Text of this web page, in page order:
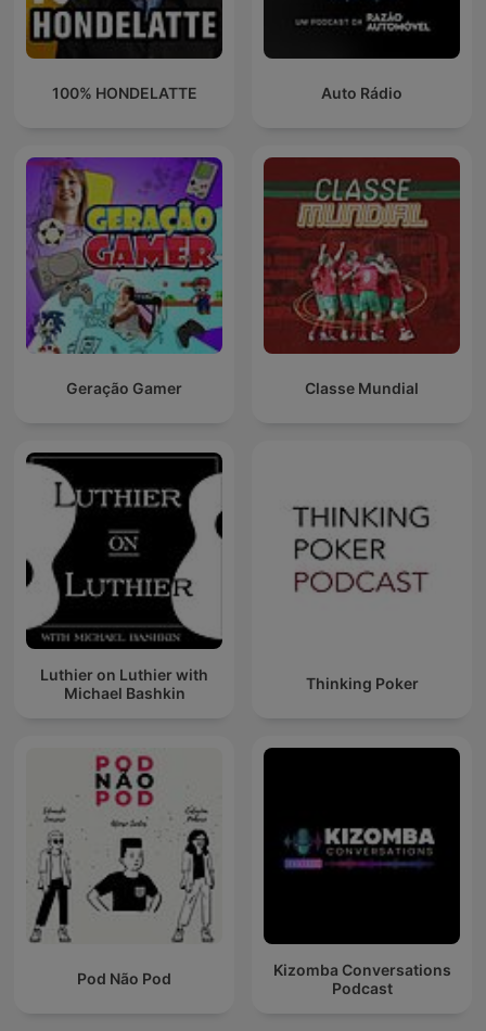
100% HONDELATTE Auto Rádio
Geração Gamer Classe Mundial
Luthier on Luthier with
Michael Bashkin
Thinking Poker
Pod Não Pod
Kizomba Conversations
Podcast